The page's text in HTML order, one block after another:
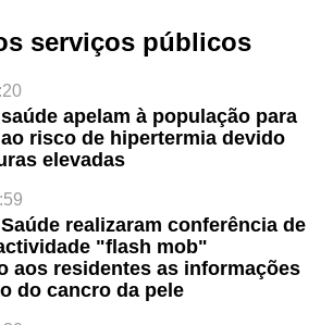
serviços públicos
apelam à população para
risco de hipertermia devido
elevadas
realizaram conferência de
"flash mob"
aos residentes as informações
do cancro da pele